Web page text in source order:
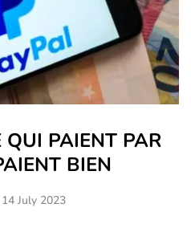
QUI PAIENT PAR
BIEN
14 July 2023